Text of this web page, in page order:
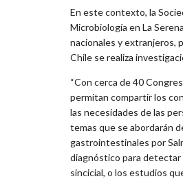
En este contexto, la
Microbiología en La
nacionales y extranjeros,
Chile se realiza
“Con cerca de 40
permitan compartir los
las necesidades de las
temas que se abordarán
gastrointestinales por
diagnóstico para detectar
sincicial, o los estudios